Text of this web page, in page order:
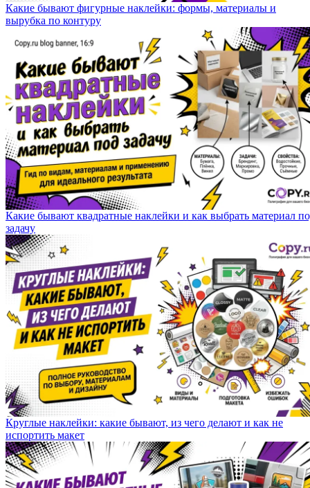
Какие бывают фигурные наклейки: формы, материалы и
вырубка по контуру
Какие бывают квадратные наклейки и как выбрать материал
задачу
Круглые наклейки: какие бывают, из чего делают и как не
испортить макет